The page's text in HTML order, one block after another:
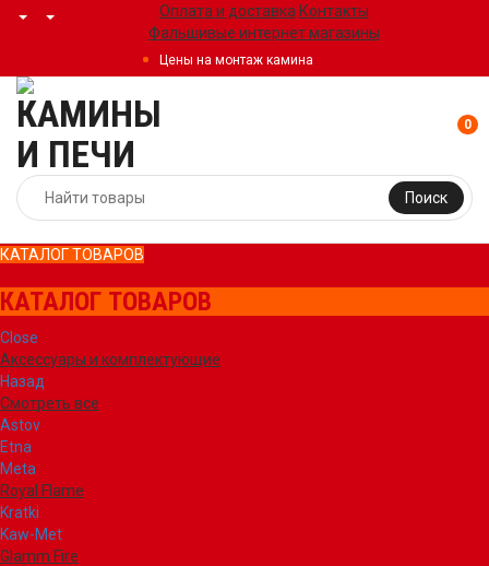
Оплата и доставка Контакты
Фальшивые интернет магазины
Цены на монтаж камина
Поиск
0
КАТАЛОГ ТОВАРОВ
КАТАЛОГ ТОВАРОВ
Close
Аксессуары и комплектующие
Назад
Смотреть все
Astov
Etna
Meta
Royal Flame
Kratki
Kaw-Met
Glamm Fire